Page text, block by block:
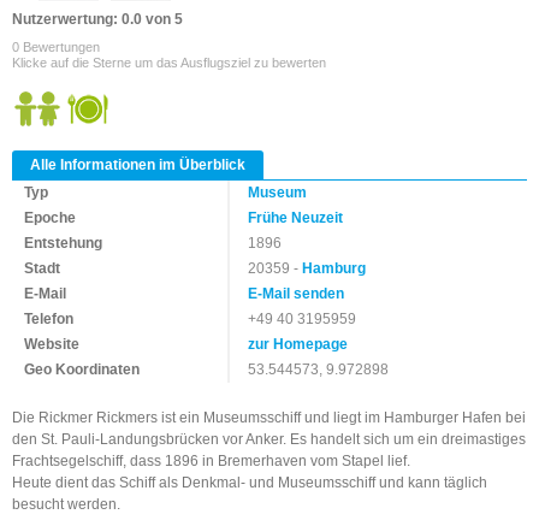
Nutzerwertung: 0.0 von 5
0 Bewertungen
Klicke auf die Sterne um das Ausflugsziel zu bewerten
Alle Informationen im Überblick
Typ
Museum
Epoche
Frühe Neuzeit
Entstehung
1896
Stadt
20359 -Hamburg
E-Mail
E-Mail senden
Telefon
+49 40 3195959
Website
zur Homepage
Geo Koordinaten
53.544573, 9.972898
Die Rickmer Rickmers ist ein Museumsschiff und liegt im Hamburger Hafen bei
den St. Pauli-Landungsbrücken vor Anker. Es handelt sich um ein dreimastiges
Frachtsegelschiff, dass 1896 in Bremerhaven vom Stapel lief.
Heute dient das Schiff als Denkmal- und Museumsschiff und kann täglich
besucht werden.